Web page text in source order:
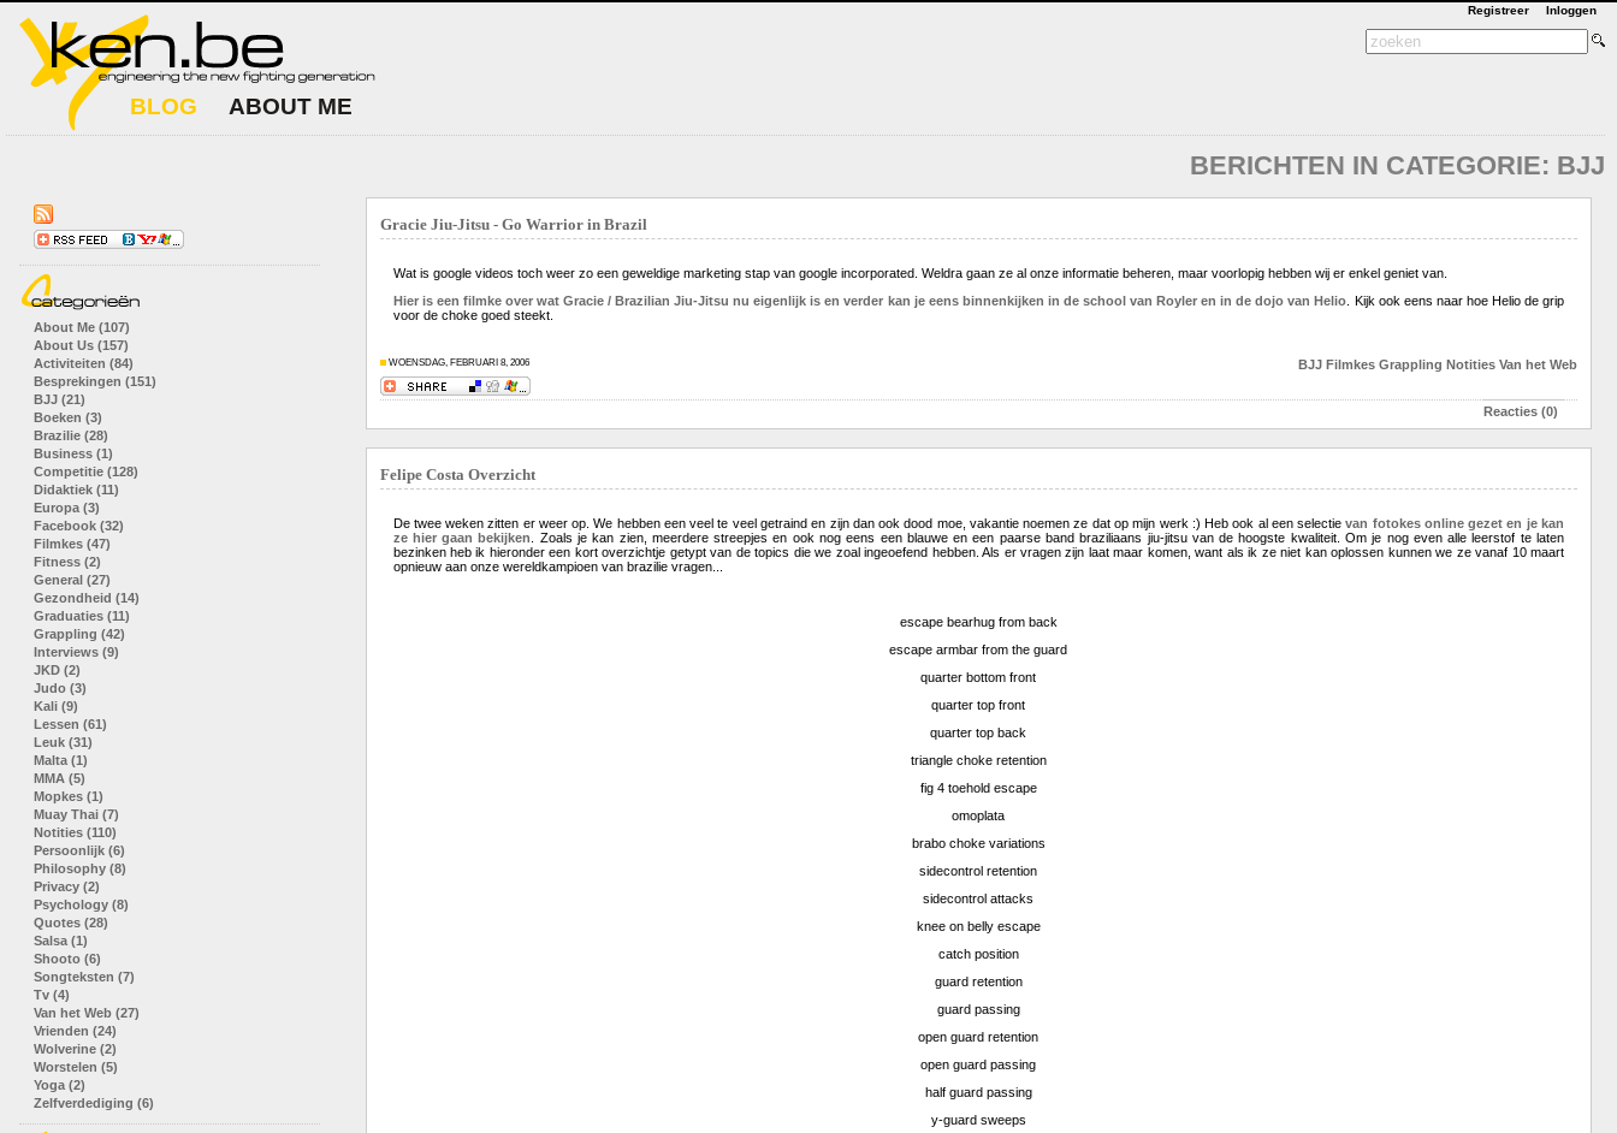
BLOG ABOUT ME
Registreer Inloggen
BERICHTEN IN CATEGORIE: BJJ
Gracie Jiu-Jitsu - Go Warrior in Brazil
Wat is google videos toch weer zo een geweldige marketing stap van google incorporated. Weldra gaan ze al onze informatie beheren, maar voorlopig hebben wij er enkel geniet van.
Hier is een filmke over wat Gracie / Brazilian Jiu-Jitsu nu eigenlijk is en verder kan je eens binnenkijken in de school van Royler en in de dojo van Helio . Kijk ook eens naar hoe Helio de grip
voor de choke goed steekt.
WOENSDAG, FEBRUARI 8, 2006 BJJ Filmkes Grappling Notities Van het Web
Reacties (0)
Felipe Costa Overzicht
De twee weken zitten er weer op. We hebben een veel te veel getraind en zijn dan ook dood moe, vakantie noemen ze dat op mijn werk :) Heb ook al een selectievan fotokes online gezet en je kan
ze hier gaan bekijken
. Zoals je kan zien, meerdere streepjes en ook nog eens een blauwe en een paarse band braziliaans jiu-jitsu van de hoogste kwaliteit. Om je nog even alle leerstof te laten
bezinken heb ik hieronder een kort overzichtje getypt van de topics die we zoal ingeoefend hebben. Als er vragen zijn laat maar komen, want als ik ze niet kan oplossen kunnen we ze vanaf 10 maart
opnieuw aan onze wereldkampioen van brazilie vragen...
escape bearhug from back
escape armbar from the guard
quarter bottom front
quarter top front
quarter top back
triangle choke retention
fig 4 toehold escape
omoplata
brabo choke variations
sidecontrol retention
sidecontrol attacks
knee on belly escape
catch position
guard retention
guard passing
open guard retention
open guard passing
half guard passing
y-guard sweeps
About Me (107)
About Us (157)
Activiteiten (84)
Besprekingen (151)
BJJ (21)
Boeken (3)
Brazilie (28)
Business (1)
Competitie (128)
Didaktiek (11)
Europa (3)
Facebook (32)
Filmkes (47)
Fitness (2)
General (27)
Gezondheid (14)
Graduaties (11)
Grappling (42)
Interviews (9)
JKD (2)
Judo (3)
Kali (9)
Lessen (61)
Leuk (31)
Malta (1)
MMA (5)
Mopkes (1)
Muay Thai (7)
Notities (110)
Persoonlijk (6)
Philosophy (8)
Privacy (2)
Psychology (8)
Quotes (28)
Salsa (1)
Shooto (6)
Songteksten (7)
Tv (4)
Van het Web (27)
Vrienden (24)
Wolverine (2)
Worstelen (5)
Yoga (2)
Zelfverdediging (6)